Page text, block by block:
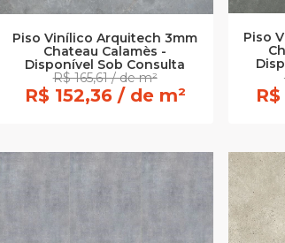
Piso Vinílico Arquitech 3mm
Chateau Calamès -
Disponível Sob Consulta
R$ 165,61 / de m²
R$ 152,36 / de m²
Piso